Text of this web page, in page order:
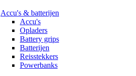
Accu's & batterijen
Accu's
Opladers
Battery grips
Batterijen
Reisstekkers
Powerbanks